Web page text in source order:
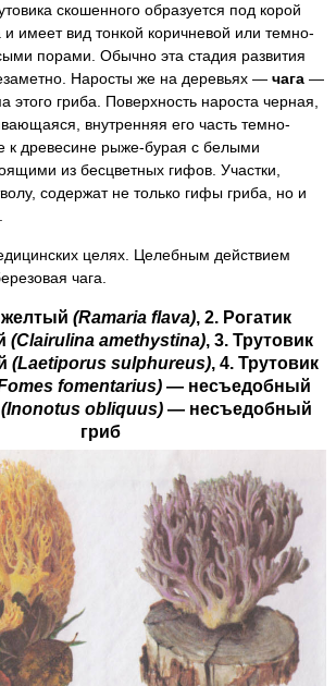
скошенного образуется под корой
и имеет вид тонкой коричневой или темно-
порами. Обычно эта стадия развития
Наросты же на деревьях — чага —
гриба. Поверхность нароста черная,
внутренняя его часть темно-
к древесине рыже-бурая с белыми
из бесцветных гифов. Участки,
содержат не только гифы гриба, но и
целях. Целебным действием
чага.
желтый (Ramaria flava), 2. Рогатик
(Clairulina amethystina), 3. Трутовик
(Laetiporus sulphureus), 4. Трутовик
fomentarius) — несъедобный
(Inonotus obliquus)— несъедобный
гриб